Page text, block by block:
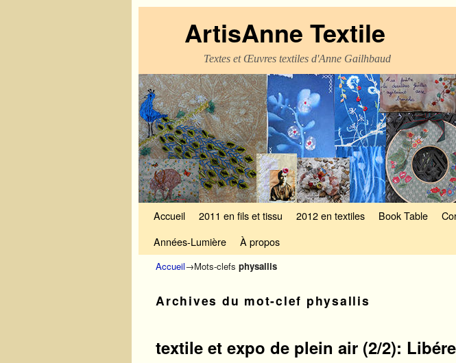
ArtisAnne Textile
Textes et Œuvres textiles d'Anne Gailhbaud
Accueil 2011 en fils et tissu 2012 en textiles Book Table
Années-Lumière
À propos
Accueil→Mots-clefs physallis
Archives du mot-clef physallis
textile et expo de plein air (2/2):